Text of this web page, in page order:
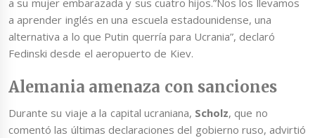
a su mujer embarazada y sus cuatro hijos.”Nos los llevamos
a aprender inglés en una escuela estadounidense, una
alternativa a lo que Putin querría para Ucrania”, declaró
Fedinski desde el aeropuerto de Kiev.
Alemania amenaza con sanciones
Durante su viaje a la capital ucraniana, Scholz, que no
comentó las últimas declaraciones del gobierno ruso, advirtió